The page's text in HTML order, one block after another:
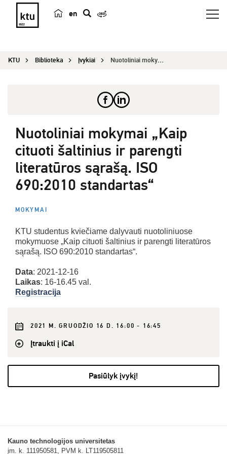
en
e
KTU Biblioteka Įvykiai Nuotoliniai mokymai „Kaip cituoti šaltinius ir p...
Nuotoliniai mokymai „Kaip
cituoti šaltinius ir parengti
literatūros sąrašą. ISO
690:2010 standartas“
MOKYMAI
KTU studentus kviečiame dalyvauti nuotoliniuose
mokymuose „Kaip cituoti šaltinius ir parengti literatūros
sąrašą. ISO 690:2010 standartas“.
Data: 2021-12-16
Laikas: 16-16.45 val.
Registracija
2021 M. GRUODŽIO 16 D. 16:00 - 16:45
Įtraukti į iCal
Pasiūlyk įvykį!
Kauno technologijos universitetas
įm. k. 111950581, PVM k. LT119505811